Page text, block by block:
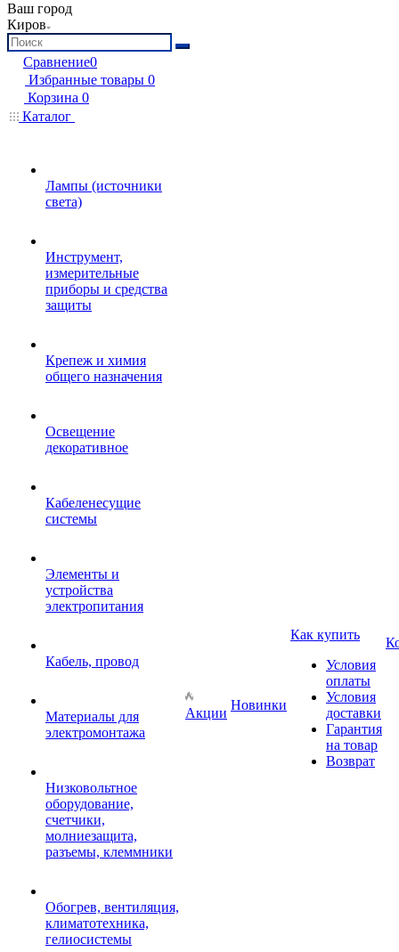
Ваш город
Киров
Сравнение0
Избранные товары 0
Корзина 0
Каталог
Лампы (источники
света)
Инструмент,
измерительные
приборы и средства
защиты
Крепеж и химия
общего назначения
Освещение
декоративное
Кабеленесущие
системы
Элементы и
устройства
электропитания
Кабель, провод
Материалы для
электромонтажа
Низковольтное
оборудование,
счетчики,
молниезащита,
разъемы, клеммники
Обогрев, вентиляция,
климатотехника,
гелиосистемы
Акции
Новинки
Как купить
Условия
оплаты
Условия
доставки
Гарантия
на товар
Возврат